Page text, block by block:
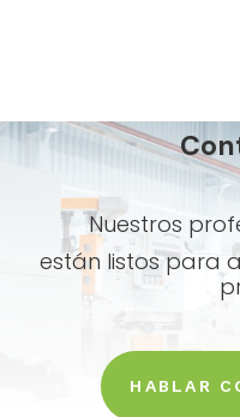
Nuestros
están listos para
HABLAR